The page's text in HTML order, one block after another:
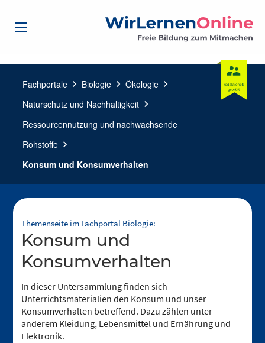
Fachportale chevron_right Biologie chevron_right Ökologie chevron_right
Naturschutz und Nachhaltigkeit chevron_right
Ressourcennutzung und nachwachsende
Rohstoffe chevron_right
Konsum und Konsumverhalten
Themenseite im Fachportal Biologie:
Konsum und
Konsumverhalten
In dieser Untersammlung finden sich
Unterrichtsmaterialien den Konsum und unser
Konsumverhalten betreffend. Dazu zählen unter
anderem Kleidung, Lebensmittel und Ernährung und
Elektronik.